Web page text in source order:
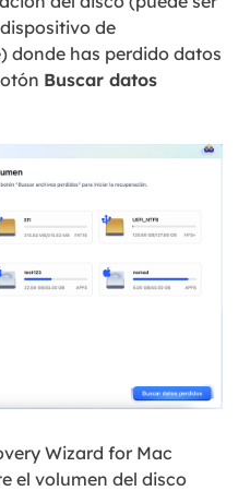
de
donde has perdido datos
Buscar datos
Wizard for Mac
el volumen del disco